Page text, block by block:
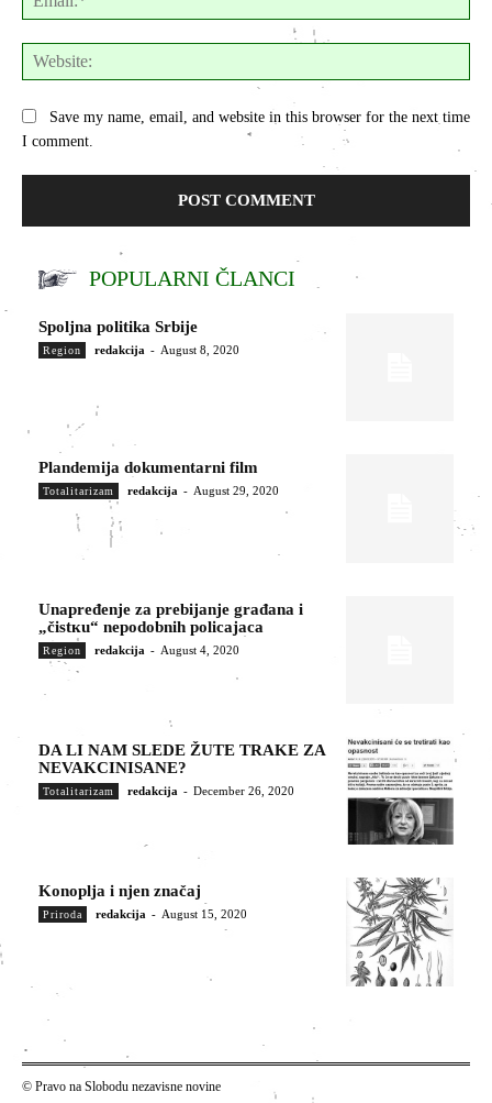
Save my name, email, and website in this browser for the next time
I comment.
POPULARNI ČLANCI
Spoljna politika Srbije
Region redakcija - August 8, 2020
Plandemija dokumentarni film
Totalitarizam redakcija - August 29, 2020
Unapređenje za prebijanje građana i
„čistкu“ nepodobnih policajaca
Region redakcija - August 4, 2020
DA LI NAM SLEDE ŽUTE TRAKE ZA
NEVAKCINISANE?
Totalitarizam redakcija - December 26, 2020
Konoplja i njen značaj
Priroda redakcija - August 15, 2020
© Pravo na Slobodu nezavisne novine